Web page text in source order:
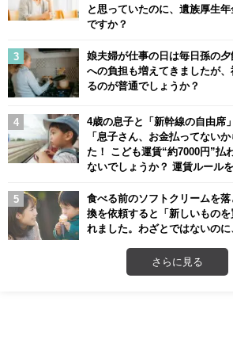
と思っていたのに、遺族厚生
ですか？
娘夫婦が仕事の日は毎日孫の
への負担も増えてきましたが
るのが普通でしょうか？
4歳の息子と「新幹線の自由席
「息子さん、お金払ってない
た！ こども運賃“約7000円”払
ないでしょうか？ 運賃ルール
食べる前のソフトクリームを
換を依頼すると「新しいもの
れました。わざとではないの
さらに見る